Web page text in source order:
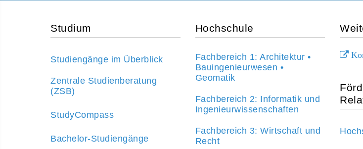
Studium
Studiengänge im Überblick
Zentrale Studienberatung
(ZSB)
StudyCompass
Bachelor-Studiengänge
Hochschule
Fachbereich 1: Architektur •
Bauingenieurwesen •
Geomatik
Fachbereich 2: Informatik und
Ingenieurwissenschaften
Fachbereich 3: Wirtschaft und
Recht